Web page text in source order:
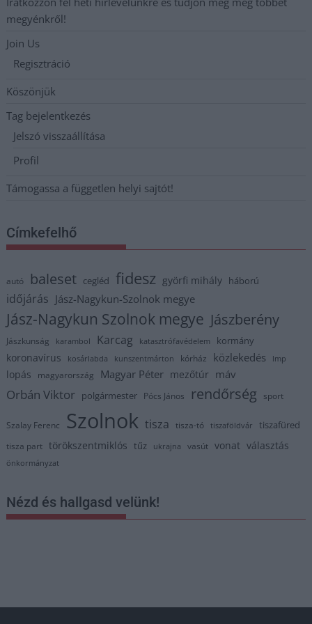
megyénkről!
Join Us
Regisztráció
Köszönjük
Tag bejelentkezés
Jelszó visszaállítása
Profil
Támogassa a független helyi sajtót!
Címkefelhő
autó baleset cegléd fidesz györfi mihály háború
időjárás Jász-Nagykun-Szolnok megye
Jász-Nagykun Szolnok megye Jászberény
Jászkunság karambol Karcag katasztrófavédelem kormány
koronavírus kosárlabda kunszentmárton kórház közlekedés lmp
lopás magyarország Magyar Péter mezőtúr máv
Orbán Viktor polgármester Pócs János rendőrség sport
Szalay Ferenc Szolnok tisza tisza-tó tiszaföldvár tiszafüred
tisza part törökszentmiklós tűz ukrajna vasút vonat választás
önkormányzat
Nézd és hallgasd velünk!